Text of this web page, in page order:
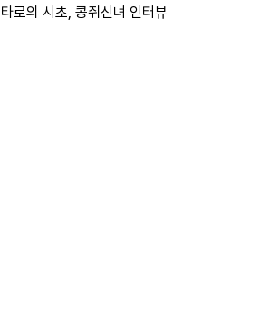
로의 시초, 콩쥐신녀 인터뷰